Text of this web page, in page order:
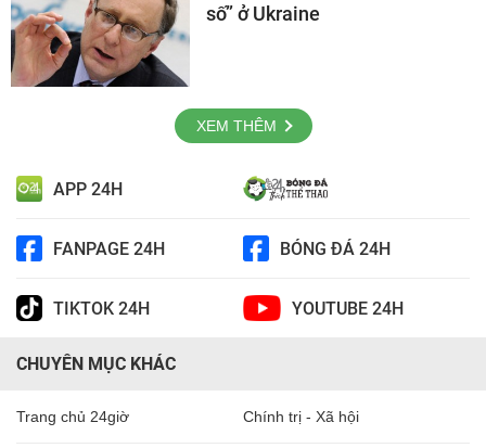
số” ở Ukraine
XEM THÊM
APP 24H
FANPAGE 24H BÓNG ĐÁ 24H
TIKTOK 24H YOUTUBE 24H
CHUYÊN MỤC KHÁC
Trang chủ 24giờ Chính trị - Xã hội